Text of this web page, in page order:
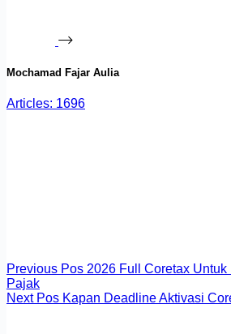
Mochamad Fajar Aulia
Articles: 1696
Previous Pos 2026 Full Coretax
Pajak
Next Pos Kapan Deadline Aktivasi